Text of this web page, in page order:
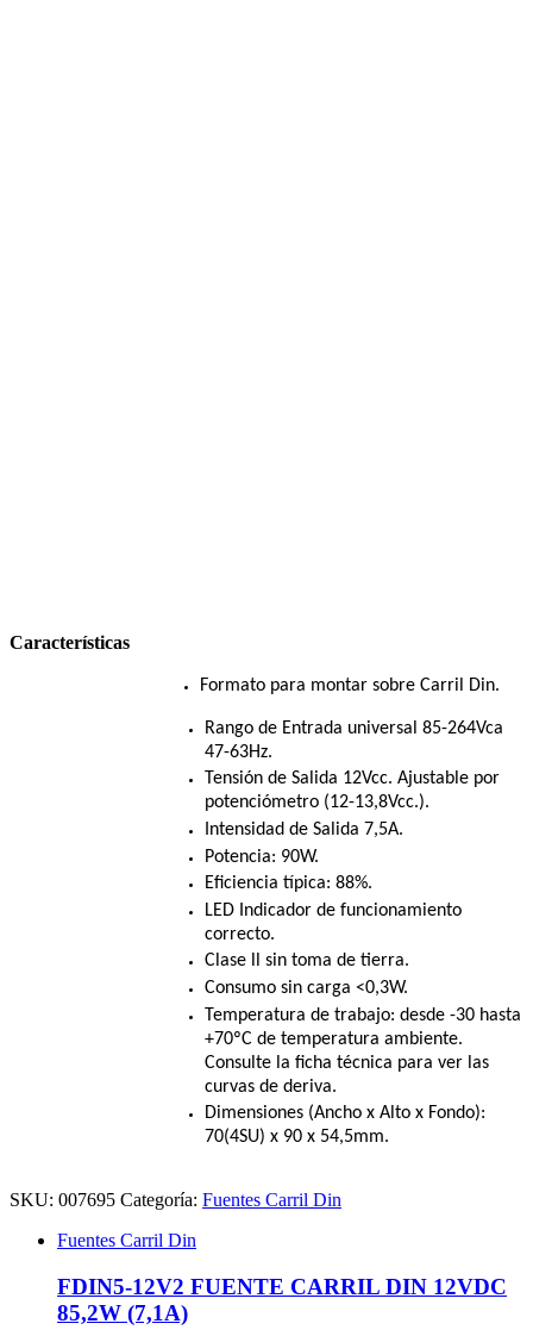
Características
Formato para montar sobre Carril Din.
Rango de Entrada universal 85-264Vca
47-63Hz.
Tensión de Salida 12Vcc. Ajustable por
potenciómetro (12-13,8Vcc.).
Intensidad de Salida 7,5A.
Potencia: 90W.
Eficiencia típica: 88%.
LED Indicador de funcionamiento
correcto.
Clase ll sin toma de tierra.
Consumo sin carga <0,3W.
Temperatura de trabajo: desde -30 hasta
+70ºC de temperatura ambiente.
Consulte la ficha técnica para ver las
curvas de deriva.
Dimensiones (Ancho x Alto x Fondo):
70(4SU) x 90 x 54,5mm.
SKU: 007695 Categoría: Fuentes Carril Din
Fuentes Carril Din
FDIN5-12V2 FUENTE CARRIL DIN 12VDC
85,2W (7,1A)